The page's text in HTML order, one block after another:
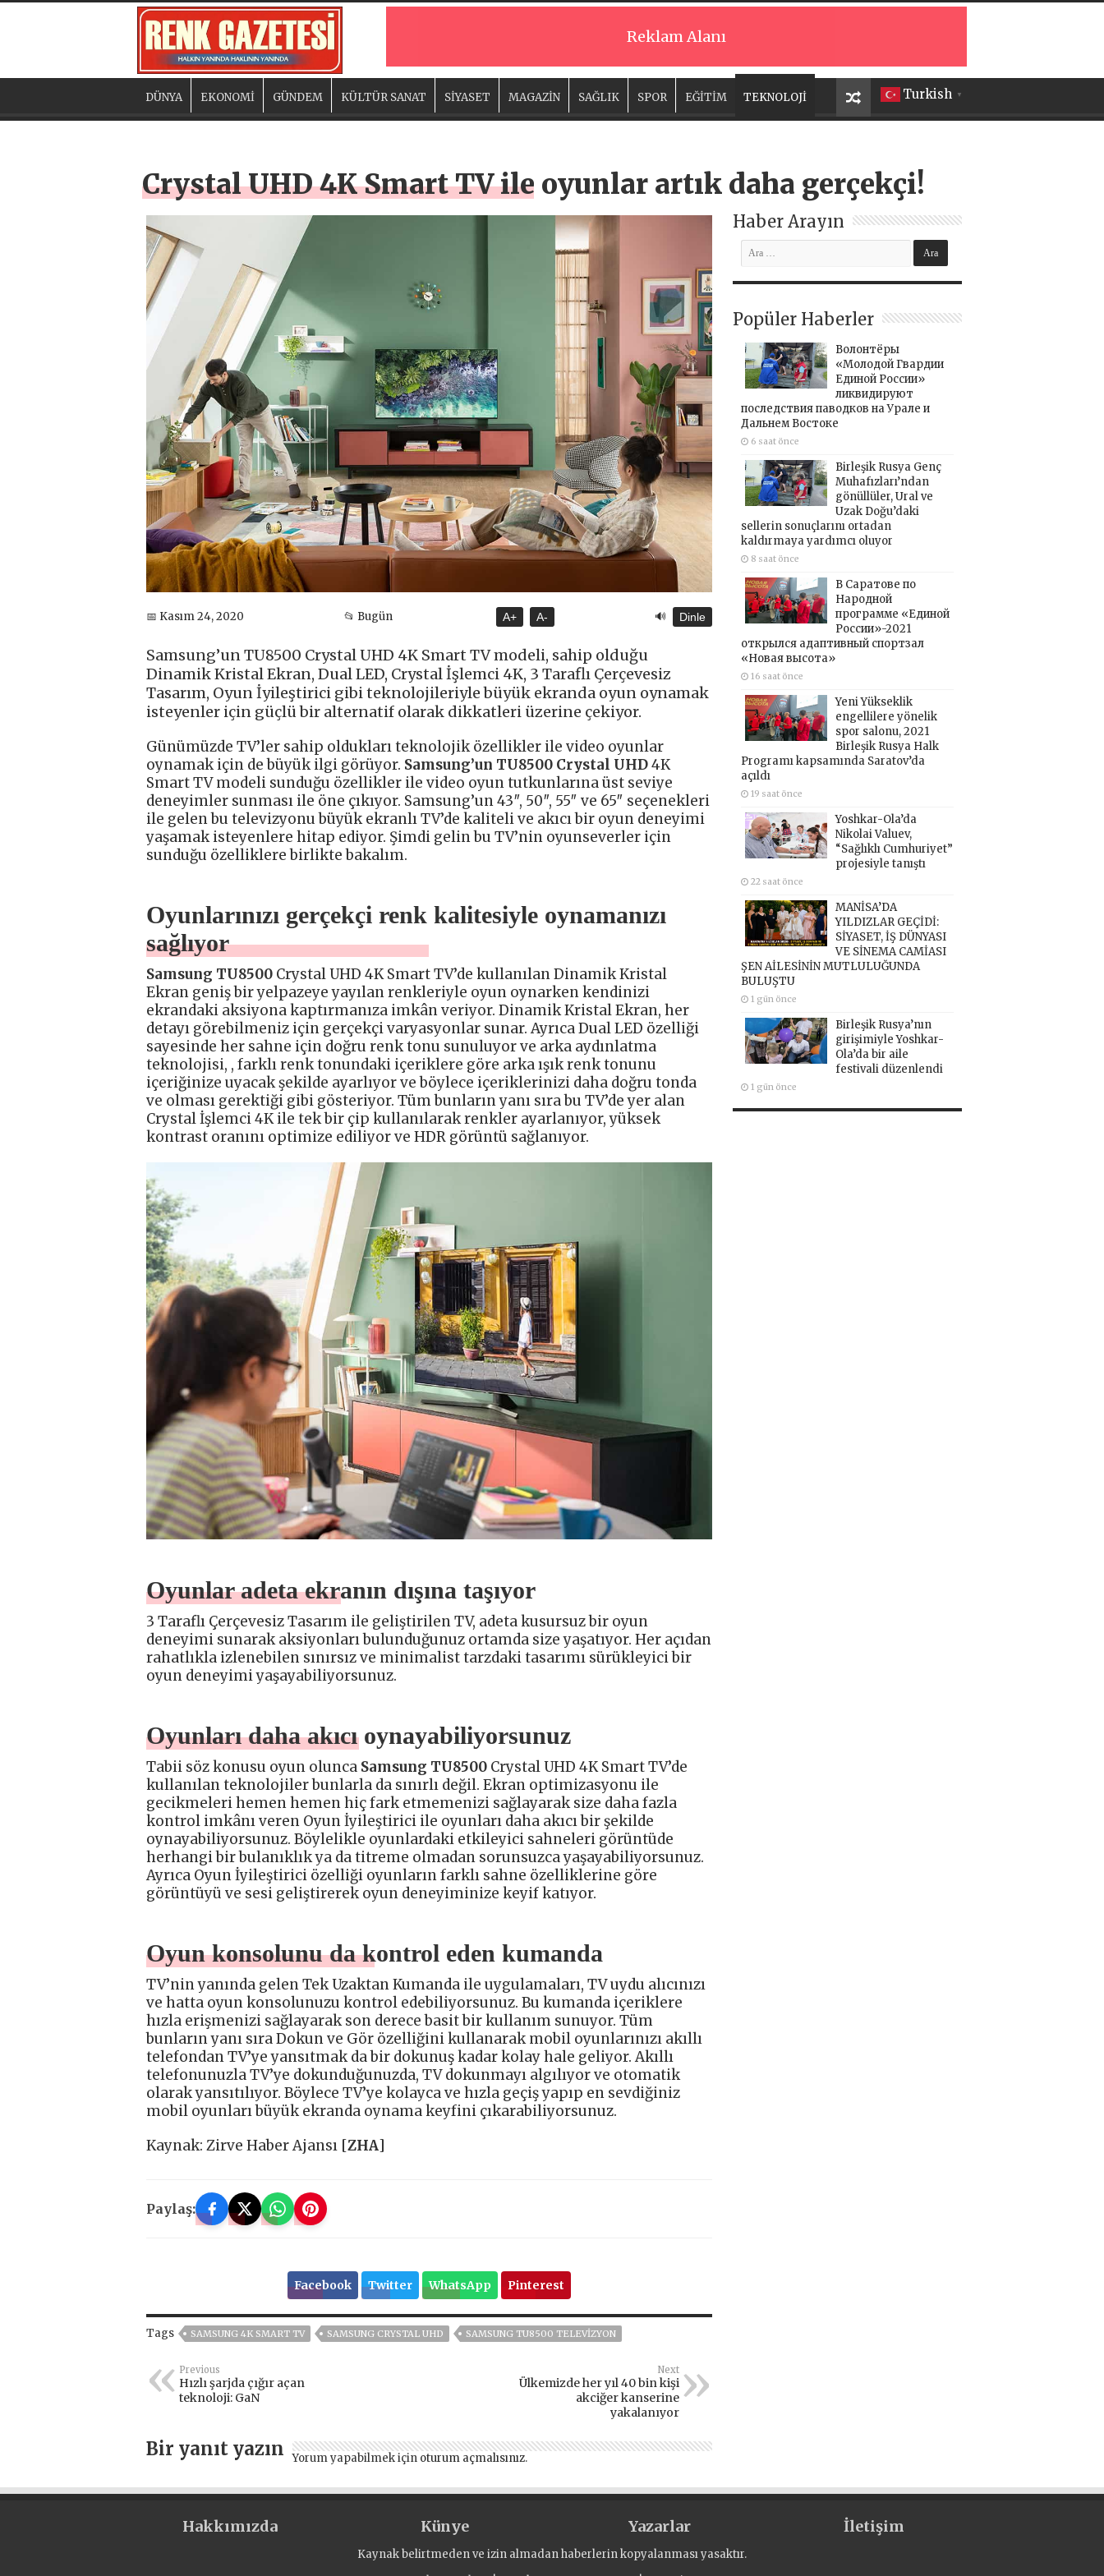
Reklam Alanı
Turkish ▼
DÜNYA EKONOMİ GÜNDEM KÜLTÜR SANAT SİYASET MAGAZİN SAĞLIK SPOR EĞİTİM TEKNOLOJİ
Crystal UHD 4K Smart TV ile oyunlar artık daha gerçekçi!
📅 Kasım 24, 2020 📂 Bugün A+ A- 🔊 Dinle
Samsung’un TU8500 Crystal UHD 4K Smart TV modeli, sahip olduğu
Dinamik Kristal Ekran, Dual LED, Crystal İşlemci 4K, 3 Taraflı Çerçevesiz
Tasarım, Oyun İyileştirici gibi teknolojileriyle büyük ekranda oyun oynamak
isteyenler için güçlü bir alternatif olarak dikkatleri üzerine çekiyor.
Günümüzde TV’ler sahip oldukları teknolojik özellikler ile video oyunlar
oynamak için de büyük ilgi görüyor. Samsung’un TU8500 Crystal UHD4K
Smart TV modeli sunduğu özellikler ile video oyun tutkunlarına üst seviye
deneyimler sunması ile öne çıkıyor. Samsung’un 43″, 50″, 55″ ve 65″ seçenekleri
ile gelen bu televizyonu büyük ekranlı TV’de kaliteli ve akıcı bir oyun deneyimi
yaşamak isteyenlere hitap ediyor. Şimdi gelin bu TV’nin oyunseverler için
sunduğu özelliklere birlikte bakalım.
Oyunlarınızı gerçekçi renk kalitesiyle oynamanızı
sağlıyor
Samsung TU8500 Crystal UHD 4K Smart TV’de kullanılan Dinamik Kristal
Ekran geniş bir yelpazeye yayılan renkleriyle oyun oynarken kendinizi
ekrandaki aksiyona kaptırmanıza imkân veriyor. Dinamik Kristal Ekran, her
detayı görebilmeniz için gerçekçi varyasyonlar sunar. Ayrıca Dual LED özelliği
sayesinde her sahne için doğru renk tonu sunuluyor ve arka aydınlatma
teknolojisi, , farklı renk tonundaki içeriklere göre arka ışık renk tonunu
içeriğinize uyacak şekilde ayarlıyor ve böylece içeriklerinizi daha doğru tonda
ve olması gerektiği gibi gösteriyor. Tüm bunların yanı sıra bu TV’de yer alan
Crystal İşlemci 4K ile tek bir çip kullanılarak renkler ayarlanıyor, yüksek
kontrast oranını optimize ediliyor ve HDR görüntü sağlanıyor.
Oyunlar adeta ekranın dışına taşıyor
3 Taraflı Çerçevesiz Tasarım ile geliştirilen TV, adeta kusursuz bir oyun
deneyimi sunarak aksiyonları bulunduğunuz ortamda size yaşatıyor. Her açıdan
rahatlıkla izlenebilen sınırsız ve minimalist tarzdaki tasarımı sürükleyici bir
oyun deneyimi yaşayabiliyorsunuz.
Oyunları daha akıcı oynayabiliyorsunuz
Tabii söz konusu oyun olunca Samsung TU8500 Crystal UHD 4K Smart TV’de
kullanılan teknolojiler bunlarla da sınırlı değil. Ekran optimizasyonu ile
gecikmeleri hemen hemen hiç fark etmemenizi sağlayarak size daha fazla
kontrol imkânı veren Oyun İyileştirici ile oyunları daha akıcı bir şekilde
oynayabiliyorsunuz. Böylelikle oyunlardaki etkileyici sahneleri görüntüde
herhangi bir bulanıklık ya da titreme olmadan sorunsuzca yaşayabiliyorsunuz.
Ayrıca Oyun İyileştirici özelliği oyunların farklı sahne özelliklerine göre
görüntüyü ve sesi geliştirerek oyun deneyiminize keyif katıyor.
Oyun konsolunu da kontrol eden kumanda
TV’nin yanında gelen Tek Uzaktan Kumanda ile uygulamaları, TV uydu alıcınızı
ve hatta oyun konsolunuzu kontrol edebiliyorsunuz. Bu kumanda içeriklere
hızla erişmenizi sağlayarak son derece basit bir kullanım sunuyor. Tüm
bunların yanı sıra Dokun ve Gör özelliğini kullanarak mobil oyunlarınızı akıllı
telefondan TV’ye yansıtmak da bir dokunuş kadar kolay hale geliyor. Akıllı
telefonunuzla TV’ye dokunduğunuzda, TV dokunmayı algılıyor ve otomatik
olarak yansıtılıyor. Böylece TV’ye kolayca ve hızla geçiş yapıp en sevdiğiniz
mobil oyunları büyük ekranda oynama keyfini çıkarabiliyorsunuz.
Kaynak: Zirve Haber Ajansı [ZHA]
Paylaş:
Facebook Twitter WhatsApp Pinterest
Tags SAMSUNG 4K SMART TV SAMSUNG CRYSTAL UHD SAMSUNG TU8500 TELEVIZYON
Previous
Hızlı şarjda çığır açan
teknoloji: GaN
Next
Ülkemizde her yıl 40 bin kişi
akciğer kanserine
yakalanıyor
Bir yanıt yazın Yorum yapabilmek için oturum açmalısınız.
Haber Arayın
Popüler Haberler
Волонтёры
«Молодой Гвардии
Единой России»
ликвидируют
последствия паводков на Урале и
Дальнем Востоке
6 saat önce
Birleşik Rusya Genç
Muhafızları’ndan
gönüllüler, Ural ve
Uzak Doğu’daki
sellerin sonuçlarını ortadan
kaldırmaya yardımcı oluyor
8 saat önce
В Саратове по
Народной
программе «Единой
России»-2021
открылся адаптивный спортзал
«Новая высота»
16 saat önce
Yeni Yükseklik
engellilere yönelik
spor salonu, 2021
Birleşik Rusya Halk
Programı kapsamında Saratov’da
açıldı
19 saat önce
Yoshkar-Ola’da
Nikolai Valuev,
“Sağlıklı Cumhuriyet”
projesiyle tanıştı
22 saat önce
MANİSA’DA
YILDIZLAR GEÇİDİ:
SİYASET, İŞ DÜNYASI
VE SİNEMA CAMİASI
ŞEN AİLESİNİN MUTLULUĞUNDA
BULUŞTU
1 gün önce
Birleşik Rusya’nın
girişimiyle Yoshkar-
Ola’da bir aile
festivali düzenlendi
1 gün önce
Hakkımızda Künye Yazarlar İletişim
Kaynak belirtmeden ve izin almadan haberlerin kopyalanması yasaktır.